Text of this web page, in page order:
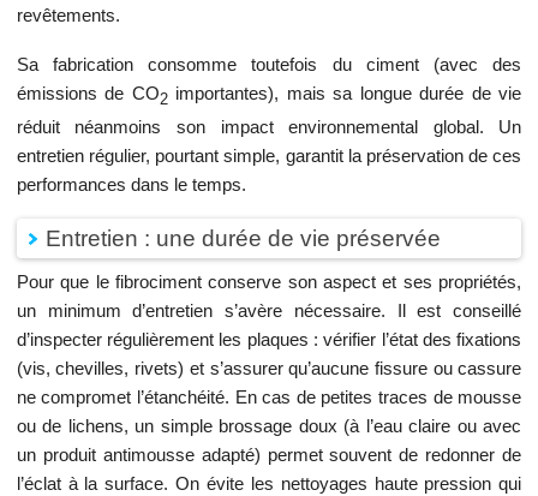
revêtements.
Sa fabrication consomme toutefois du ciment (avec des
émissions de CO2importantes), mais sa longue durée de vie
réduit néanmoins son impact environnemental global. Un
entretien régulier, pourtant simple, garantit la préservation de ces
performances dans le temps.
Entretien : une durée de vie préservée
Pour que le fibrociment conserve son aspect et ses propriétés,
un minimum d’entretien s’avère nécessaire. Il est conseillé
d’inspecter régulièrement les plaques : vérifier l’état des fixations
(vis, chevilles, rivets) et s’assurer qu’aucune fissure ou cassure
ne compromet l’étanchéité. En cas de petites traces de mousse
ou de lichens, un simple brossage doux (à l’eau claire ou avec
un produit antimousse adapté) permet souvent de redonner de
l’éclat à la surface. On évite les nettoyages haute pression qui